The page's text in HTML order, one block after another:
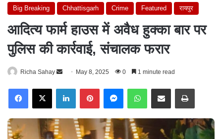
Big Breaking Chhattisgarh Crime Featured रायपुर
आदित्य फार्म हाउस में अवैध हुक्का बार पर
पुलिस की कार्रवाई, संचालक फरार
Richa Sahay
n
d
a
May 8, 2025 0 1 minute read
X